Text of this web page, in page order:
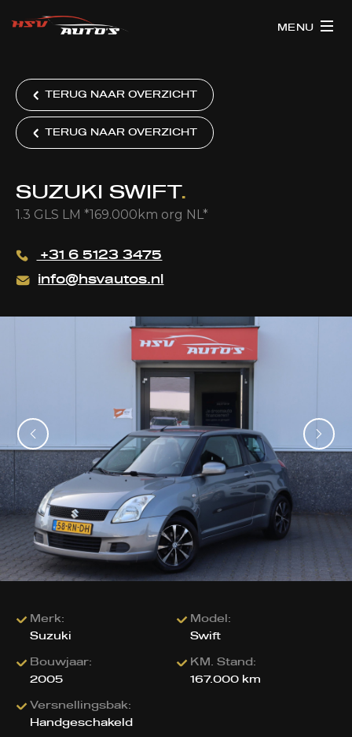
MENU
TERUG NAAR OVERZICHT
TERUG NAAR OVERZICHT
+31 6 5123 3475
info@hsvautos.nl
SUZUKI SWIFT.
1.3 GLS LM *169.000km org NL*
Merk:
Suzuki
Model:
Swift
Bouwjaar:
2005
KM. Stand:
167.000 km
Versnellingsbak:
Handgeschakeld